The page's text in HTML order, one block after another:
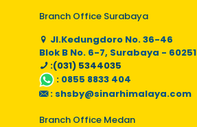
Branch Office Surabaya
Jl.Kedungdoro No. 36-46
Blok B No. 6-7, Surabaya - 60251
:(031) 5344035
: 0855 8833 404
: shsby@sinarhimalaya.com
Branch Office Medan